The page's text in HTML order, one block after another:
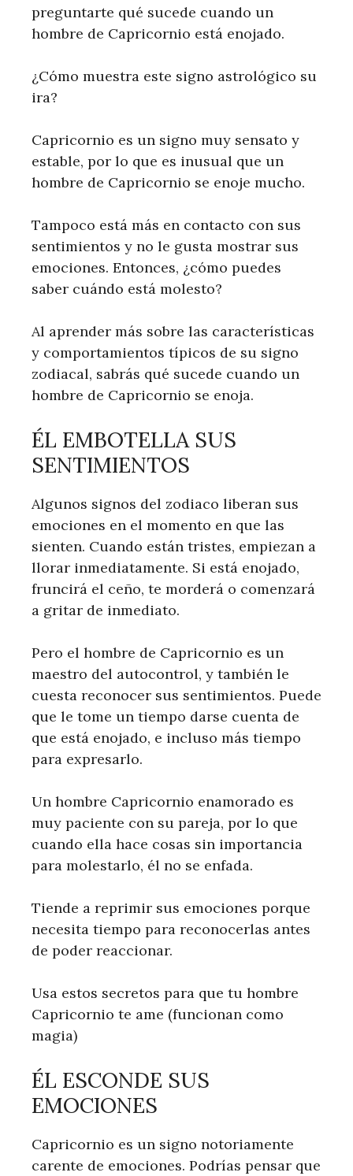
preguntarte qué sucede cuando un
hombre de Capricornio está enojado.
¿Cómo muestra este signo astrológico su
ira?
Capricornio es un signo muy sensato y
estable, por lo que es inusual que un
hombre de Capricornio se enoje mucho.
Tampoco está más en contacto con sus
sentimientos y no le gusta mostrar sus
emociones. Entonces, ¿cómo puedes
saber cuándo está molesto?
Al aprender más sobre las características
y comportamientos típicos de su signo
zodiacal, sabrás qué sucede cuando un
hombre de Capricornio se enoja.
ÉL EMBOTELLA SUS
SENTIMIENTOS
Algunos signos del zodiaco liberan sus
emociones en el momento en que las
sienten. Cuando están tristes, empiezan a
llorar inmediatamente. Si está enojado,
fruncirá el ceño, te morderá o comenzará
a gritar de inmediato.
Pero el hombre de Capricornio es un
maestro del autocontrol, y también le
cuesta reconocer sus sentimientos. Puede
que le tome un tiempo darse cuenta de
que está enojado, e incluso más tiempo
para expresarlo.
Un hombre Capricornio enamorado es
muy paciente con su pareja, por lo que
cuando ella hace cosas sin importancia
para molestarlo, él no se enfada.
Tiende a reprimir sus emociones porque
necesita tiempo para reconocerlas antes
de poder reaccionar.
Usa estos secretos para que tu hombre
Capricornio te ame (funcionan como
magia)
ÉL ESCONDE SUS
EMOCIONES
Capricornio es un signo notoriamente
carente de emociones. Podrías pensar que